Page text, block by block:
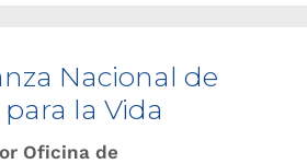
Nacional de
la Vida
Oficina de